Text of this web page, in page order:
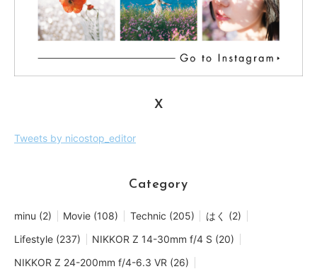
X
Tweets by nicostop_editor
Category
minu (2) Movie (108) Technic (205)
はく (2)
Lifestyle (237)
NIKKOR Z 14-30mm f/4 S (20)
NIKKOR Z 24-200mm f/4-6.3 VR (26)